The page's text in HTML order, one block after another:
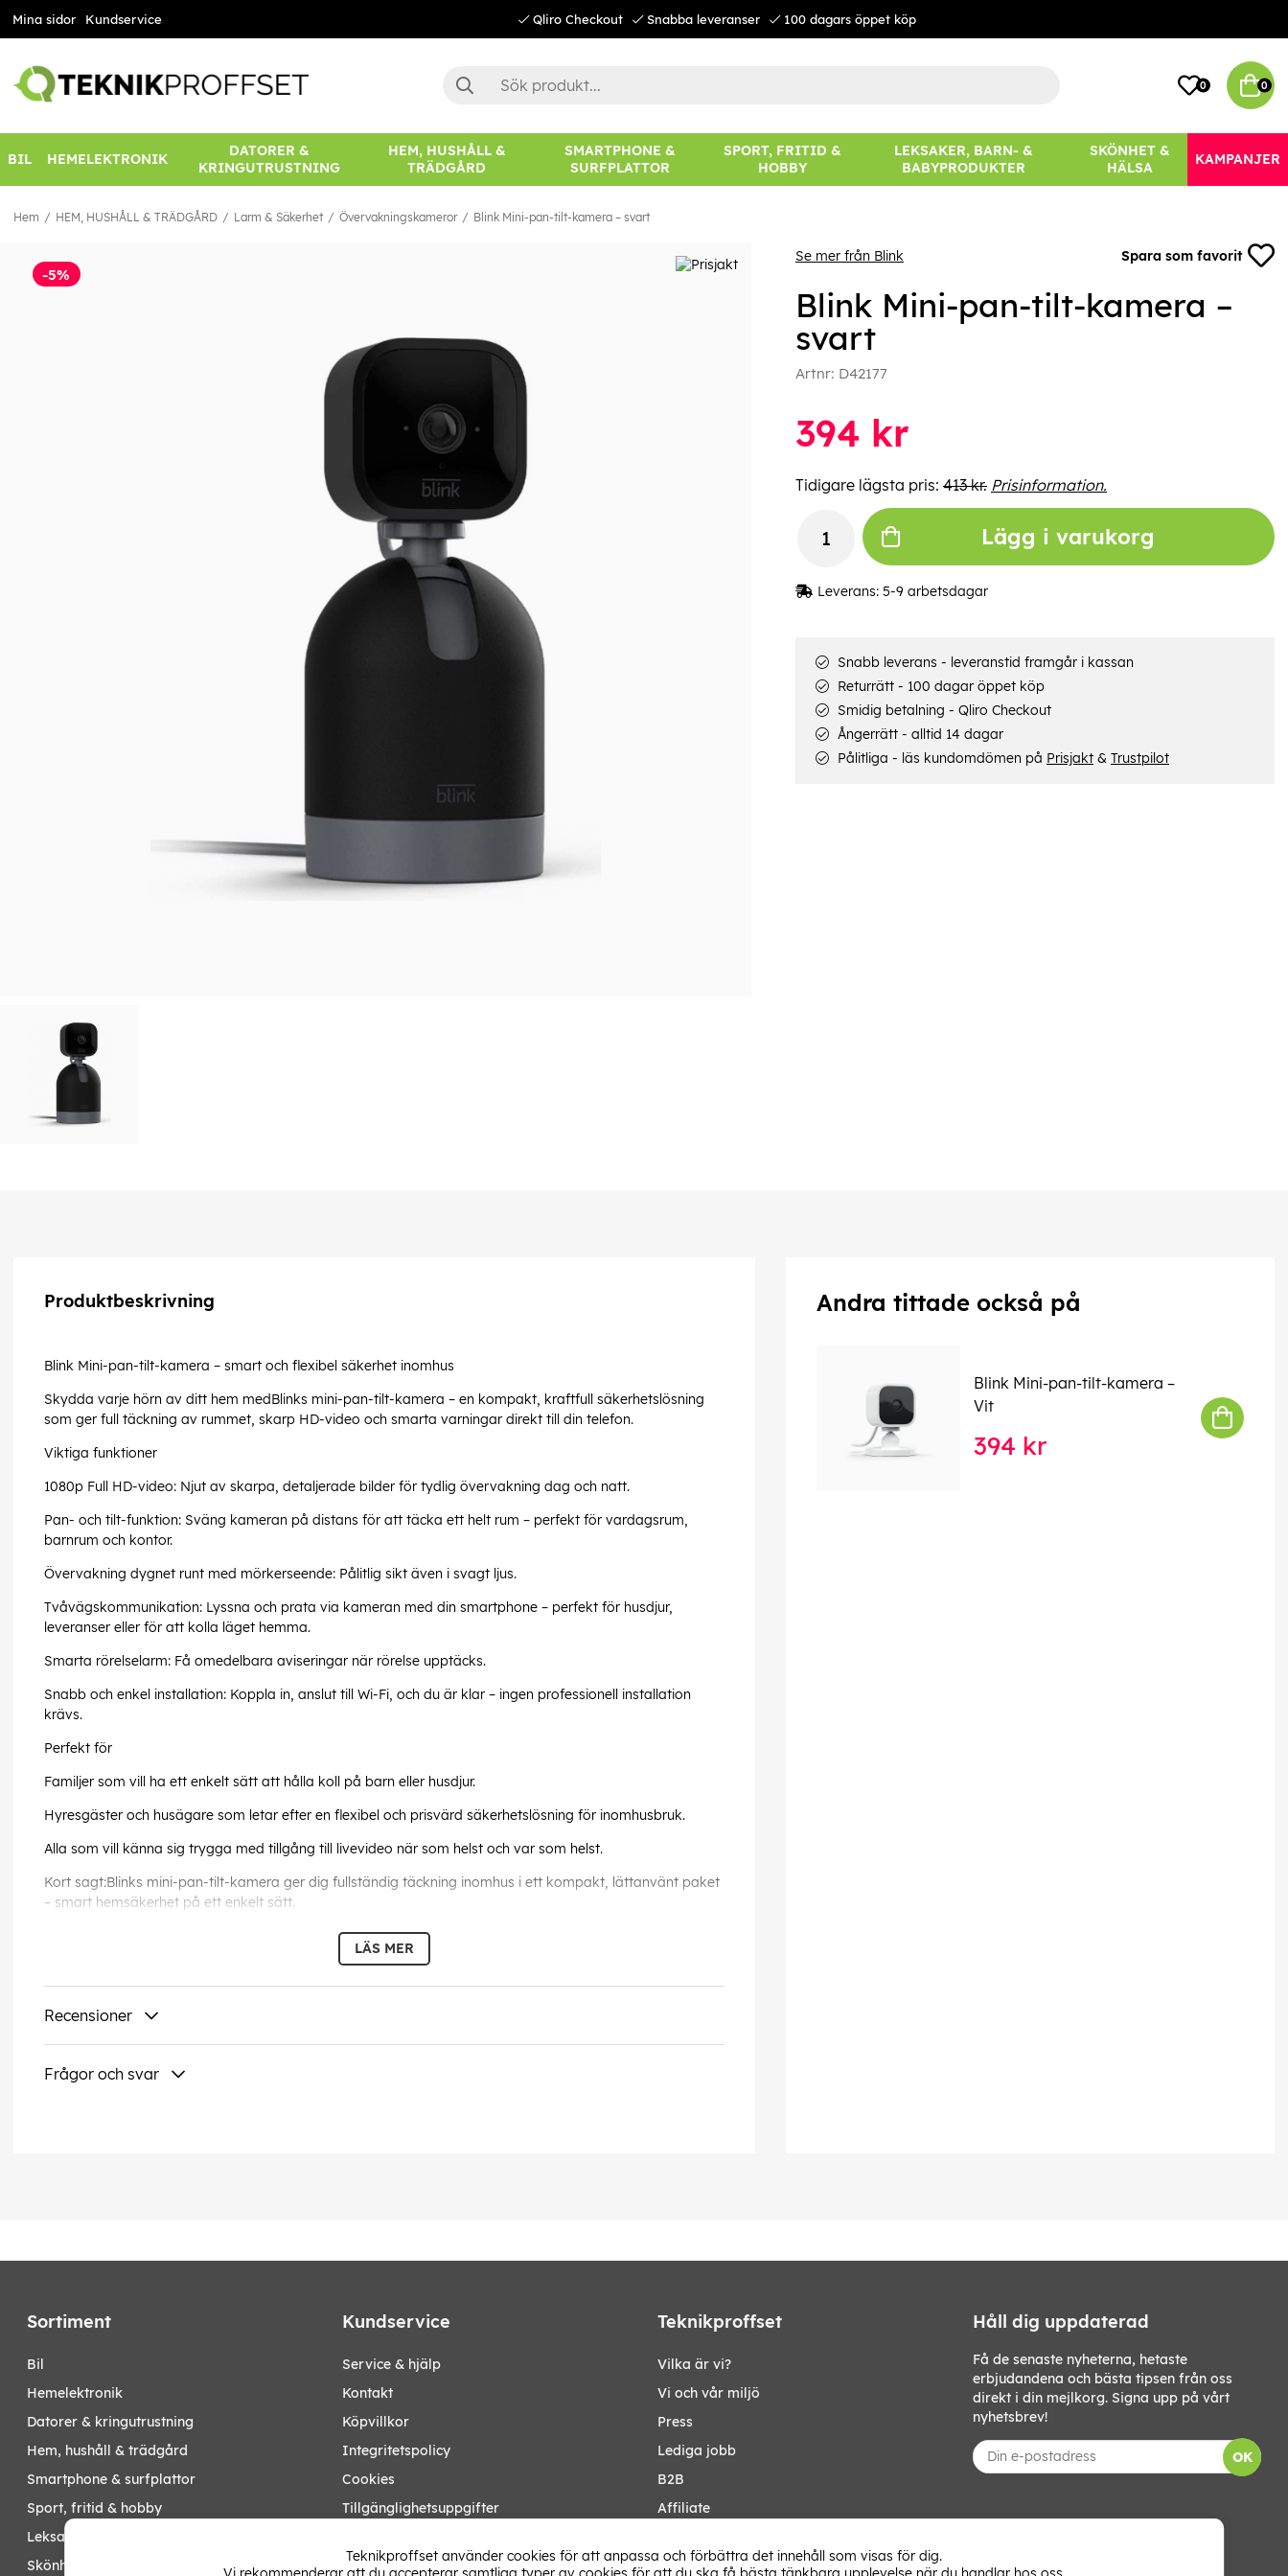
Mina sidor Kundservice Qliro Checkout Snabba leveranser 100 dagars öppet köp
0 0
BIL HEMELEKTRONIK
DATORER &
KRINGUTRUSTNING
HEM, HUSHÅLL &
TRÄDGÅRD
SMARTPHONE &
SURFPLATTOR
SPORT, FRITID &
HOBBY
LEKSAKER, BARN- &
BABYPRODUKTER
SKÖNHET &
HÄLSA
KAMPANJER
Hem HEM, HUSHÅLL & TRÄDGÅRD Larm & Säkerhet Övervakningskameror Blink Mini-pan-tilt-kamera – svart
-5%
Se mer från Blink Spara som favorit
Blink Mini-pan-tilt-kamera –
svart
Artnr: D42177
394 kr
Tidigare lägsta pris: 413 kr. Prisinformation.
Lägg i varukorg
Leverans: 5-9 arbetsdagar
Snabb leverans - leveranstid framgår i kassan
Returrätt - 100 dagar öppet köp
Smidig betalning - Qliro Checkout
Ångerrätt - alltid 14 dagar
Pålitliga - läs kundomdömen på Prisjakt& Trustpilot
Produktbeskrivning
Blink Mini-pan-tilt-kamera – smart och flexibel säkerhet inomhus
Skydda varje hörn av ditt hem medBlinks mini-pan-tilt-kamera – en kompakt, kraftfull säkerhetslösning
som ger full täckning av rummet, skarp HD-video och smarta varningar direkt till din telefon.
Viktiga funktioner
1080p Full HD-video: Njut av skarpa, detaljerade bilder för tydlig övervakning dag och natt.
Pan- och tilt-funktion: Sväng kameran på distans för att täcka ett helt rum – perfekt för vardagsrum,
barnrum och kontor.
Övervakning dygnet runt med mörkerseende: Pålitlig sikt även i svagt ljus.
Tvåvägskommunikation: Lyssna och prata via kameran med din smartphone – perfekt för husdjur,
leveranser eller för att kolla läget hemma.
Smarta rörelselarm: Få omedelbara aviseringar när rörelse upptäcks.
Snabb och enkel installation: Koppla in, anslut till Wi-Fi, och du är klar – ingen professionell installation
krävs.
Perfekt för
Familjer som vill ha ett enkelt sätt att hålla koll på barn eller husdjur.
Hyresgäster och husägare som letar efter en flexibel och prisvärd säkerhetslösning för inomhusbruk.
Alla som vill känna sig trygga med tillgång till livevideo när som helst och var som helst.
Kort sagt:Blinks mini-pan-tilt-kamera ger dig fullständig täckning inomhus i ett kompakt, lättanvänt paket
– smart hemsäkerhet på ett enkelt sätt.
Denna text har översatts automatiskt, fel kan förekomma.
LÄS MER
Recensioner
Frågor och svar
Andra tittade också på
Blink Mini-pan-tilt-kamera –
Vit
394 kr
Sortiment
bil
hemelektronik
datorer & kringutrustning
hem, hushåll & trädgård
smartphone & surfplattor
sport, fritid & hobby
leksaker, barn- & babyprodukter
skönhet & hälsa
Kundservice
Service & hjälp
Kontakt
Köpvillkor
Integritetspolicy
Cookies
Tillgänglighetsuppgifter
Teknikproffset
Vilka är vi?
Vi och vår miljö
Press
Lediga jobb
B2B
Affiliate
Ändra Land
Håll dig uppdaterad
Få de senaste nyheterna, hetaste
erbjudandena och bästa tipsen från oss
direkt i din mejlkorg. Signa upp på vårt
nyhetsbrev!
OK
Teknikproffset använder cookies för att anpassa och förbättra det innehåll som visas för dig.